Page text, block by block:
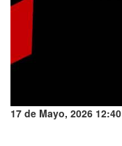
17 de Mayo, 2026 12:40